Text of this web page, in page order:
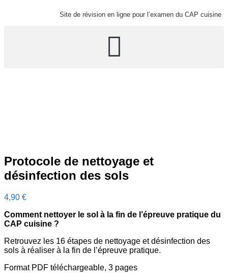
Site de révision en ligne pour l’examen du CAP cuisine
Protocole de nettoyage et
désinfection des sols
4,90 €
Comment nettoyer le sol à la fin de l’épreuve pratique du
CAP cuisine ?
Retrouvez les 16 étapes de nettoyage et désinfection des
sols à réaliser à la fin de l’épreuve pratique.
Format PDF téléchargeable, 3 pages